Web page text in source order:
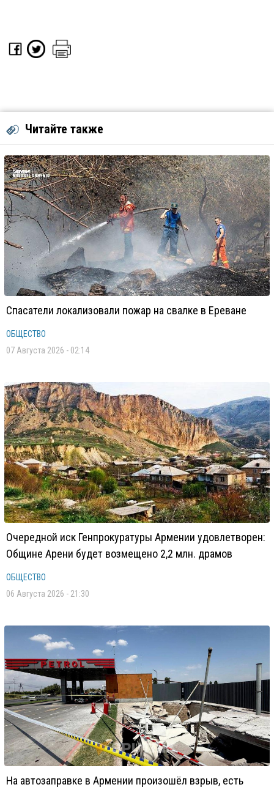
Читайте также
Спасатели локализовали пожар на свалке в Ереване
ОБЩЕСТВО
07 Августа 2026 - 02:14
Очередной иск Генпрокуратуры Армении удовлетворен:
Общине Арени будет возмещено 2,2 млн. драмов
ОБЩЕСТВО
06 Августа 2026 - 21:30
На автозаправке в Армении произошёл взрыв, есть